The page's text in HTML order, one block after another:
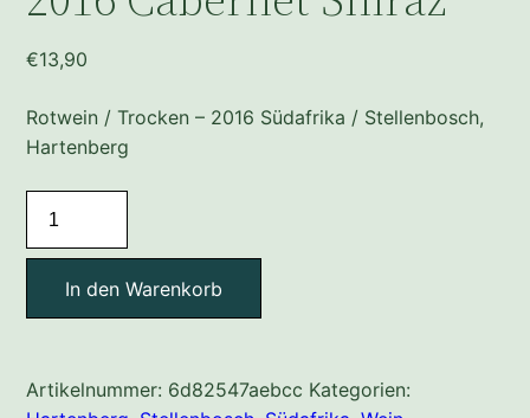
€13,90
Rotwein / Trocken – 2016 Südafrika / Stellenbosch,
Hartenberg
Cabernet
Shiraz
MengeIn den Warenkorb
Artikelnummer: 6d82547aebcc Kategorien: